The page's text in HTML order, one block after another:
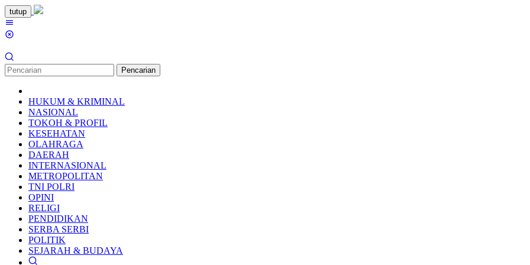
Loncat
ke
konten
tutup
Pencarian
HUKUM & KRIMINAL
NASIONAL
TOKOH & PROFIL
KESEHATAN
OLAHRAGA
DAERAH
INTERNASIONAL
METROPOLITAN
TNI POLRI
OPINI
RELIGI
PENDIDIKAN
SERBA SERBI
POLITIK
SEJARAH & BUDAYA